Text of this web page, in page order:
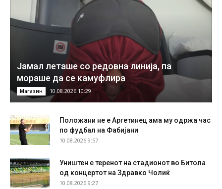
Јамал леташе со редовна линија, па
мораше да се камуфлира
Магазин 10.08.2026 10:29
Положани не е Аргетинец ама му одржа час
по фудбал на Фабијани
10.08.2026 9:57
Уништен е теренот на стадионот во Битола
од концертот на Здравко Чолиќ
10.08.2026 9:27